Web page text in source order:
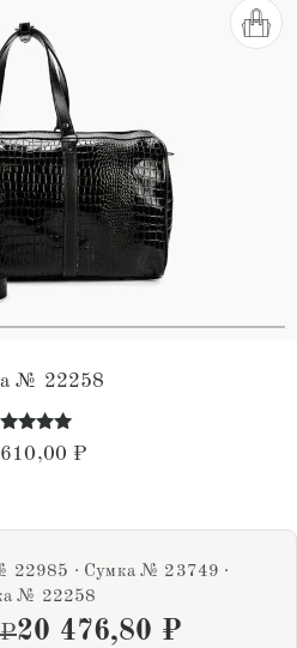
№ 22258
Оценка
4.93
₽
22985 · Сумка № 23749 ·
№ 22258
₽20 476,80 ₽